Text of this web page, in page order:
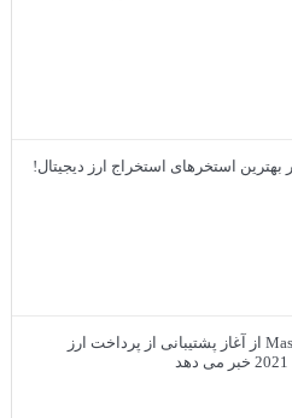
شرکت MasterCard از آغاز پشتیبانی از پرداخت ارز